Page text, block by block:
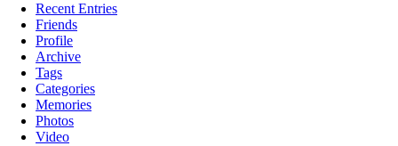
Recent Entries
Friends
Profile
Archive
Tags
Categories
Memories
Photos
Video